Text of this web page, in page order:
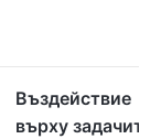
Въздействие
върху задачите